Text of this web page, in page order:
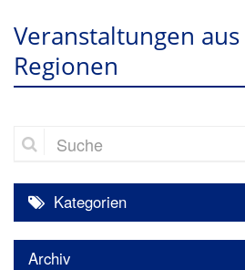
Veranstaltungen
Regionen
Suche
Kategorien
Archiv